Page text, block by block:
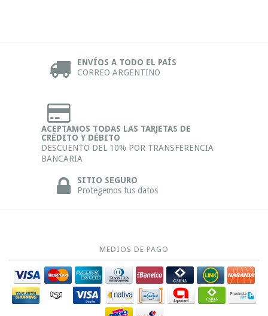
ENVÍOS A TODO EL PAÍS
CORREO ARGENTINO
ACEPTAMOS TODAS LAS TARJETAS DE
CRÉDITO Y DÉBITO
DESCUENTO DEL 10% POR TRANSFERENCIA
BANCARIA
SITIO SEGURO
Protegemos tus datos
MEDIOS DE PAGO